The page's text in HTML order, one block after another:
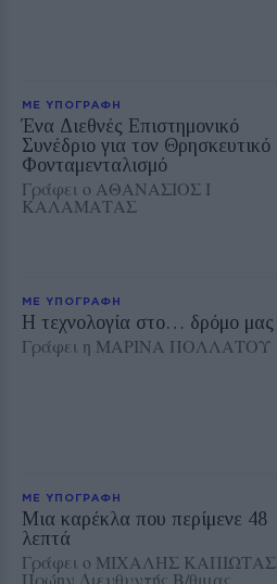
ΜΕ ΥΠΟΓΡΑΦΗ
Ένα Διεθνές Επιστημονικό
Συνέδριο για τον Θρησκευτικό
Φονταμενταλισμό
Γράφει ο ΑΘΑΝΑΣΙΟΣ Ι
ΚΑΛΑΜΑΤΑΣ
ΜΕ ΥΠΟΓΡΑΦΗ
Η τεχνολογία στο… δρόμο μας
Γράφει η ΜΑΡΙΝΑ ΠΟΛΛΑΤΟΥ
ΜΕ ΥΠΟΓΡΑΦΗ
Μια καρέκλα που περίμενε 48
λεπτά
Γράφει ο ΜΙΧΑΛΗΣ ΚΑΠΙΩΤΑΣ
Πρώην Διευθυντής Β/θμιας